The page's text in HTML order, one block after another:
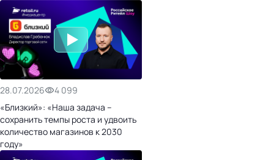
28.07.2026
4 099
«Близкий»: «Наша задача –
сохранить темпы роста и удвоить
количество магазинов к 2030
году»